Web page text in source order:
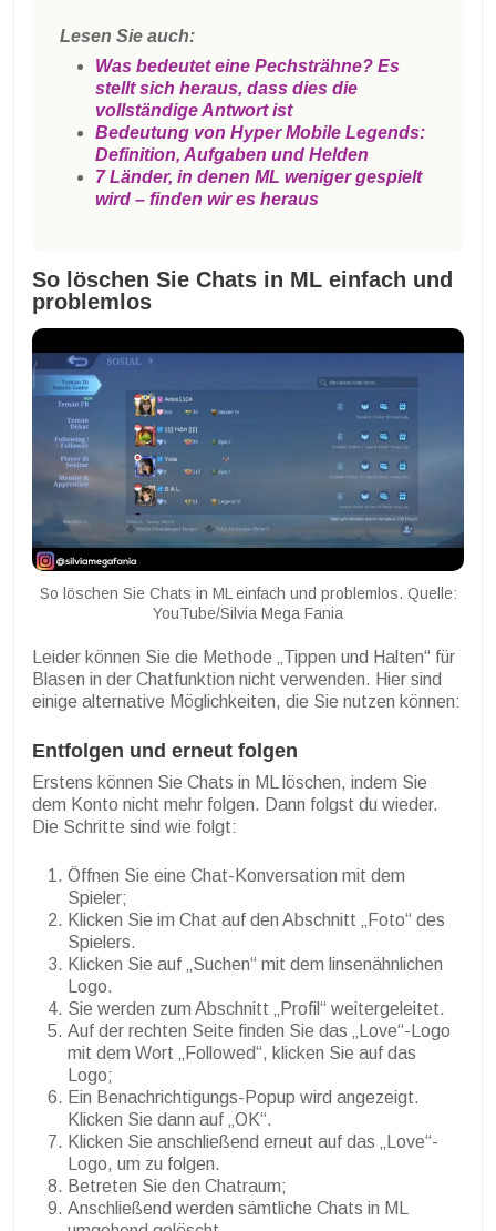
Lesen Sie auch:
Was bedeutet eine Pechsträhne? Es
stellt sich heraus, dass dies die
vollständige Antwort ist
Bedeutung von Hyper Mobile Legends:
Definition, Aufgaben und Helden
7 Länder, in denen ML weniger gespielt
wird – finden wir es heraus
So löschen Sie Chats in ML einfach und
problemlos
So löschen Sie Chats in ML einfach und problemlos. Quelle:
YouTube/Silvia Mega Fania
Leider können Sie die Methode „Tippen und Halten“ für
Blasen in der Chatfunktion nicht verwenden. Hier sind
einige alternative Möglichkeiten, die Sie nutzen können:
Entfolgen und erneut folgen
Erstens können Sie Chats in ML löschen, indem Sie
dem Konto nicht mehr folgen. Dann folgst du wieder.
Die Schritte sind wie folgt:
Öffnen Sie eine Chat-Konversation mit dem
Spieler;
Klicken Sie im Chat auf den Abschnitt „Foto“ des
Spielers.
Klicken Sie auf „Suchen“ mit dem linsenähnlichen
Logo.
Sie werden zum Abschnitt „Profil“ weitergeleitet.
Auf der rechten Seite finden Sie das „Love“-Logo
mit dem Wort „Followed“, klicken Sie auf das
Logo;
Ein Benachrichtigungs-Popup wird angezeigt.
Klicken Sie dann auf „OK“.
Klicken Sie anschließend erneut auf das „Love“-
Logo, um zu folgen.
Betreten Sie den Chatraum;
Anschließend werden sämtliche Chats in ML